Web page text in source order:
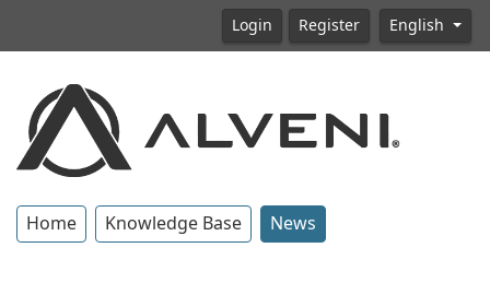
Login Register English
Home Knowledge Base News